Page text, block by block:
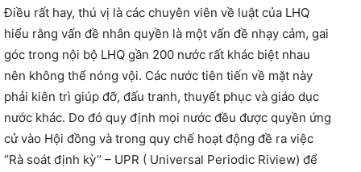
Điều rất hay, thú vị là các chuyên viên về luật của LHQ
hiểu rằng vấn đề nhân quyền là một vấn đề nhạy cảm, gai
góc trong nội bộ LHQ gần 200 nước rất khác biệt nhau
nên không thể nóng vội. Các nước tiên tiến về mặt này
phải kiên trì giúp đỡ, đấu tranh, thuyết phục và giáo dục
nước khác. Do đó quy định mọi nước đều được quyền ứng
cử vào Hội đồng và trong quy chế hoạt động đề ra việc
‘’Rà soát định kỳ’’ – UPR ( Universal Periodic Riview) để